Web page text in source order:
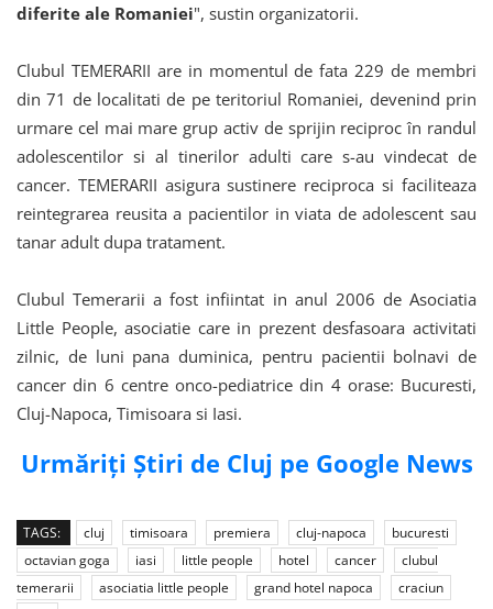
diferite ale Romaniei", sustin organizatorii.
Clubul TEMERARII are in momentul de fata 229 de membri
din 71 de localitati de pe teritoriul Romaniei, devenind prin
urmare cel mai mare grup activ de sprijin reciproc în randul
adolescentilor si al tinerilor adulti care s-au vindecat de
cancer. TEMERARII asigura sustinere reciproca si faciliteaza
reintegrarea reusita a pacientilor in viata de adolescent sau
tanar adult dupa tratament.
Clubul Temerarii a fost infiintat in anul 2006 de Asociatia
Little People, asociatie care in prezent desfasoara activitati
zilnic, de luni pana duminica, pentru pacientii bolnavi de
cancer din 6 centre onco-pediatrice din 4 orase: Bucuresti,
Cluj-Napoca, Timisoara si Iasi.
Urmăriți Știri de Cluj pe Google News
TAGS: cluj timisoara premiera cluj-napoca
bucuresti
octavian goga
iasi little people hotel cancer
clubul
temerarii
asociatia little people grand hotel napoca
craciun